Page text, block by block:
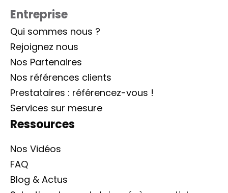
Entreprise
Qui sommes nous ?
Rejoignez nous
Nos Partenaires
Nos références clients
Prestataires : référencez-vous !
Services sur mesure
Ressources
Nos Vidéos
FAQ
Blog & Actus